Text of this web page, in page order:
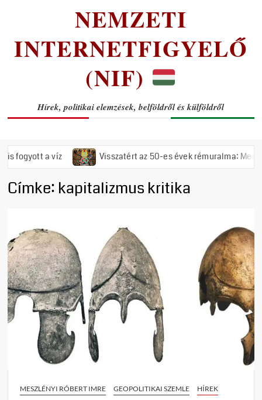
NEMZETI
INTERNETFIGYELŐ
(NIF)
Hírek, politikai elemzések, belföldről és külföldről
a víz Visszatért az 50-es évek rémuralma:
Címke: kapitalizmus kritika
MESZLÉNYI RÓBERT IMRE GEOPOLITIKAI SZEMLE
HÍREK